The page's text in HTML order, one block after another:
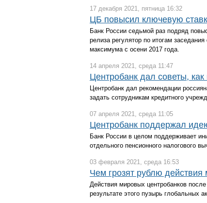
17 декабря 2021, пятница 16:32
ЦБ повысил ключевую
Банк России седьмой раз подряд
релиза регулятор по итогам
максимума с осени 2017 года.
14 апреля 2021, среда 11:47
Центробанк дал советы,
Центробанк дал рекомендации
задать сотрудникам кредитного
07 апреля 2021, среда 11:05
Центробанк поддержал
Банк России в целом поддерживает
отдельного пенсионного налогового
03 февраля 2021, среда 16:53
Чем грозят рублю действия
Действия мировых центробанков
результате этого пузырь глобальных